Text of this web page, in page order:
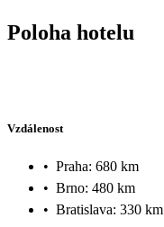
Poloha hotelu
Vzdálenost
• Praha: 680 km
• Brno: 480 km
• Bratislava: 330 km